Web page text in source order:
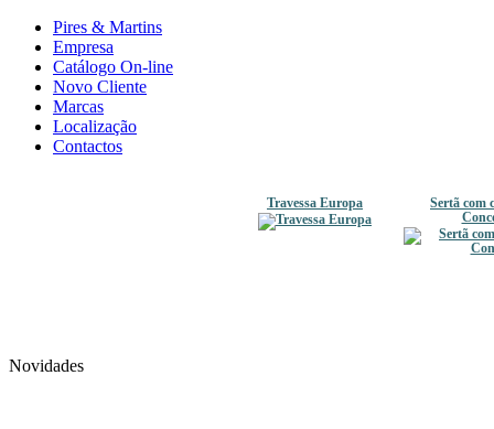
Pires & Martins
Empresa
Catálogo On-line
Novo Cliente
Marcas
Localização
Contactos
Travessa Europa
Sertã com
Novidades